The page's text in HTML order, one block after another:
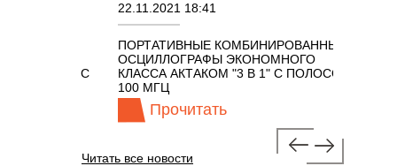
22.11.2021 18:41
ПОРТАТИВНЫЕ КОМБИНИРОВАННЫЕ
ОСЦИЛЛОГРАФЫ ЭКОНОМНОГО
КЛАССА АКТАКОМ "3 В 1" С ПОЛОСОЙ
100 МГЦ
Прочитать
Читать все новости